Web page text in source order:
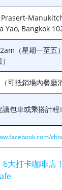
Yao, Bangkok
（星期一至五
可抵銷場內餐廳
議包車或乘搭計程
大打卡咖啡店